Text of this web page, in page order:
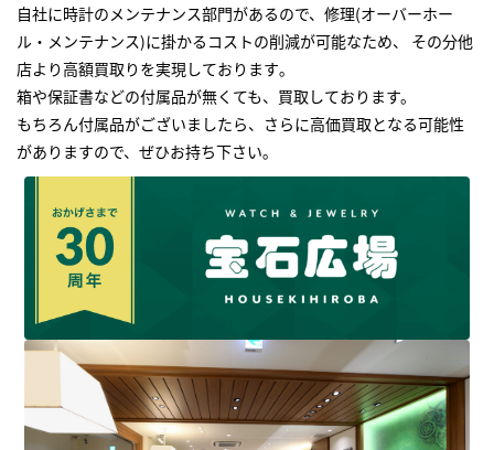
自社に時計のメンテナンス部門があるので、修理(オーバーホー
ル・メンテナンス)に掛かるコストの削減が可能なため、 その分他
店より高額買取りを実現しております｡
箱や保証書などの付属品が無くても、買取しております。
もちろん付属品がございましたら、さらに高価買取となる可能性
がありますので、ぜひお持ち下さい｡